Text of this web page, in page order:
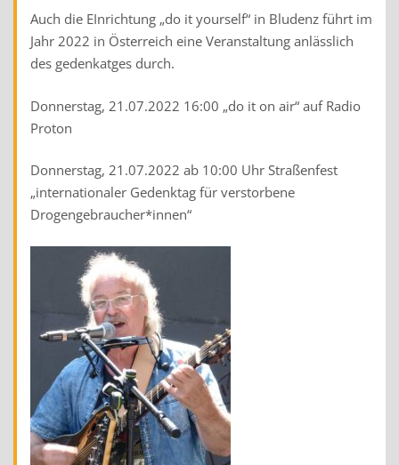
Auch die EInrichtung „do it yourself“ in Bludenz führt im
Jahr 2022 in Österreich eine Veranstaltung anlässlich
des gedenkatges durch.
Donnerstag, 21.07.2022 16:00 „do it on air“ auf Radio
Proton
Donnerstag, 21.07.2022 ab 10:00 Uhr Straßenfest
„internationaler Gedenktag für verstorbene
Drogengebraucher*innen“